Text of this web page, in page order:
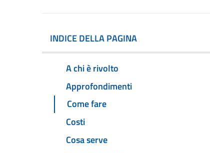
INDICE DELLA PAGINA
A chi è rivolto
Approfondimenti
Come fare
Costi
Cosa serve